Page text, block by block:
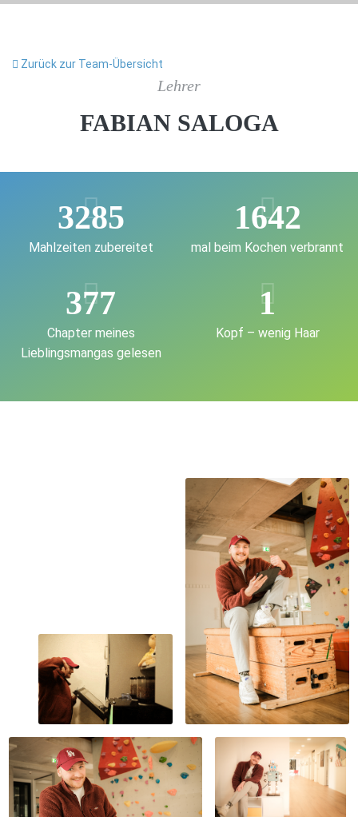
Zurück zur Team-Übersicht
Lehrer
FABIAN SALOGA
3285
Mahlzeiten zubereitet
1642
mal beim Kochen verbrannt
377
Chapter meines
Lieblingsmangas gelesen
1
Kopf – wenig Haar